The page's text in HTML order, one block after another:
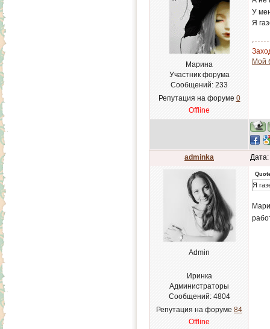
Марина
Участник форума
Сообщений: 233
Репутация на форуме 0
Offline
У
Я
Мой
adminka
Admin
Иринка
Администраторы
Сообщений: 4804
Репутация на форуме 84
Offline
Я